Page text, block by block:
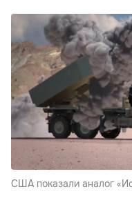
США показали аналог